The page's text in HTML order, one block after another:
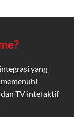
yang
, dan TV interaktif